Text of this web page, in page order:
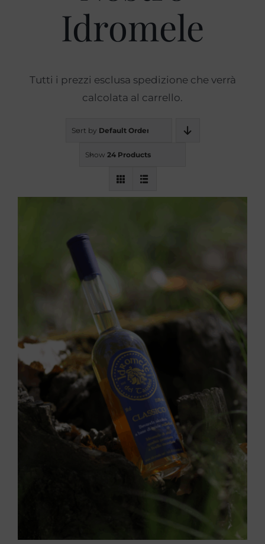
Idromele
Tutti i prezzi esclusa spedizione che verrà
calcolata al carrello.
Sort by Default Order
Show 24 Products